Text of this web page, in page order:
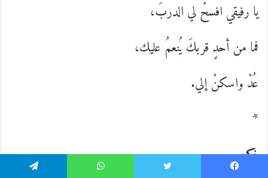
يا رفيقي افسحْ لي الدربَ،
فما من أحدٍ قربكَ يُنعمُ عليك،
عُدْ واسكنْ إلي.
*
ذكرى